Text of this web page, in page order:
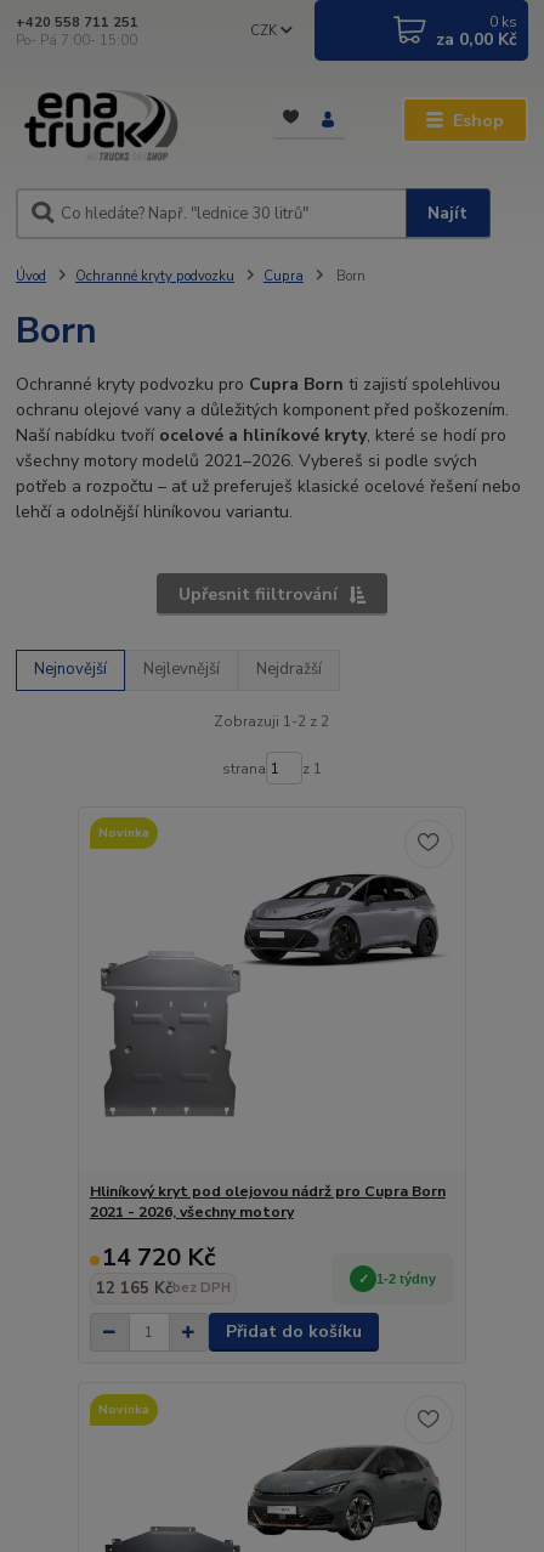
Eshop
CZK
Najít
+420 558 711 251
Po- Pá 7:00- 15:00
0 ks
za 0,00 Kč
Úvod Ochranné kryty podvozku Cupra Born
Born
Ochranné kryty podvozku pro Cupra Born ti zajistí spolehlivou
ochranu olejové vany a důležitých komponent před poškozením.
Naší nabídku tvoří ocelové a hliníkové kryty, které se hodí pro
všechny motory modelů 2021–2026. Vybereš si podle svých
potřeb a rozpočtu – ať už preferuješ klasické ocelové řešení nebo
lehčí a odolnější hliníkovou variantu.
Upřesnit fiiltrování
Nejnovější Nejlevnější Nejdražší
Zobrazuji 1-2 z 2
strana z 1
Novinka
Hliníkový kryt pod olejovou nádrž pro Cupra Born
2021 - 2026, všechny motory
14 720 Kč
12 165 Kčbez DPH
1-2 týdny
Přidat do košíku
Novinka